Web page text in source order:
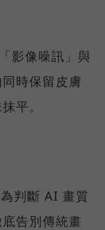
影像噪訊」與
時保留皮膚
平。
判斷 AI 畫質
告別傳統畫